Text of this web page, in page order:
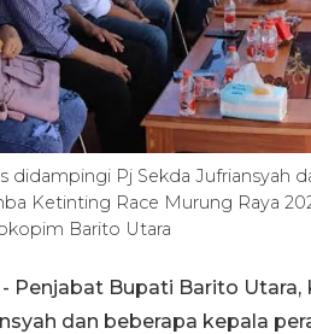
didampingi Pj Sekda Jufriansyah
Ketinting Race Murung Raya
Barito Utara
- Penjabat Bupati Barito
dan beberapa kepala